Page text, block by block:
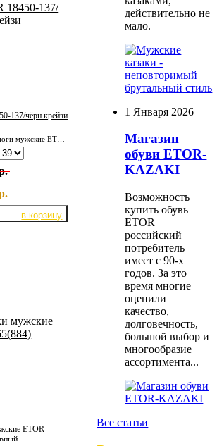
137/чёрн.крейзи
ETOR
действительно не
мало.
1 Января 2026
Магазин
обуви ETOR-
KAZAKI
Возможность
купить обувь
ETOR
российский
потребитель
имеет с 90-х
годов. За это
время многие
оценили
качество,
долговечность,
большой выбор и
многообразие
ассортимента...
Все статьи